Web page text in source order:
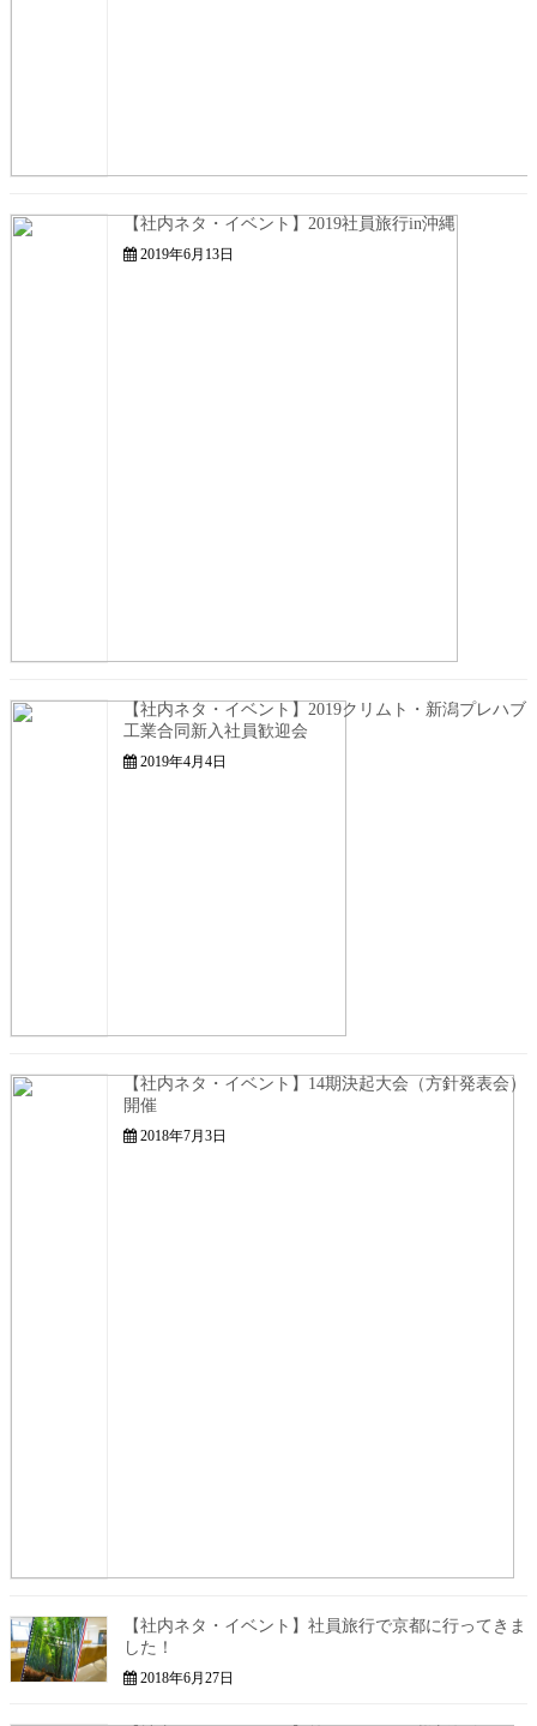
【社内ネタ・イベント】2019社員旅行in沖縄
2019年6月13日
【社内ネタ・イベント】2019クリムト・新潟プレハブ
工業合同新入社員歓迎会
2019年4月4日
【社内ネタ・イベント】14期決起大会（方針発表会）
開催
2018年7月3日
【社内ネタ・イベント】社員旅行で京都に行ってきま
した！
2018年6月27日